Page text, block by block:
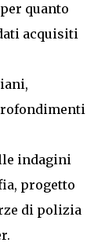
quanto
acquisiti
indagini
progetto
di polizia